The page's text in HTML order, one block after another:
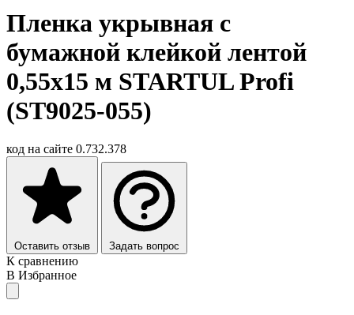
Пленка укрывная с
бумажной клейкой лентой
0,55х15 м STARTUL Profi
(ST9025-055)
код на сайте 0.732.378
Оставить отзыв Задать вопрос
К сравнению
В Избранное